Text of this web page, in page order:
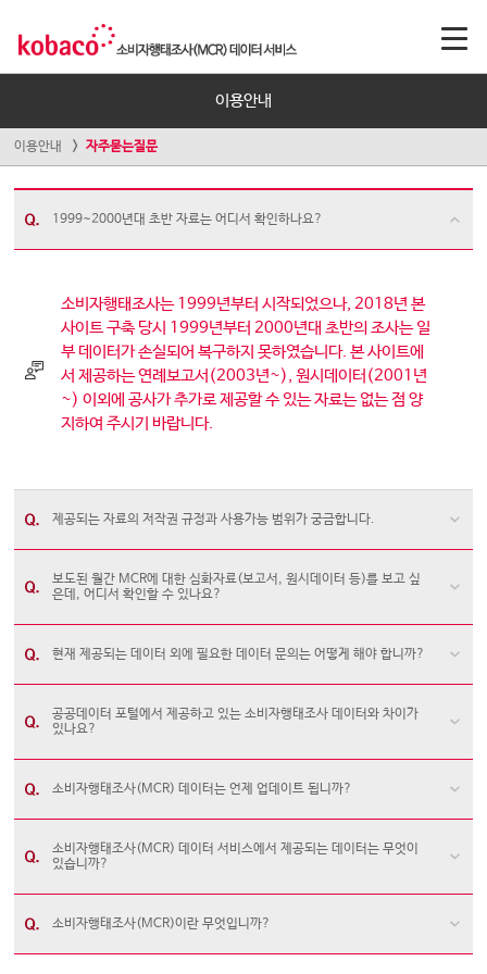
이용안내
이용안내 자주묻는질문
1999~2000년대 초반 자료는 어디서 확인하나요?
소비자행태조사는 1999년부터 시작되었으나, 2018년 본
사이트 구축 당시 1999년부터 2000년대 초반의 조사는 일
부 데이터가 손실되어 복구하지 못하였습니다. 본 사이트에
서 제공하는 연례보고서(2003년~), 원시데이터(2001년
~) 이외에 공사가 추가로 제공할 수 있는 자료는 없는 점 양
지하여 주시기 바랍니다.
제공되는 자료의 저작권 규정과 사용가능 범위가 궁금합니다.
보도된 월간 MCR에 대한 심화자료(보고서, 원시데이터 등)를 보고 싶
은데, 어디서 확인할 수 있나요?
현재 제공되는 데이터 외에 필요한 데이터 문의는 어떻게 해야 합니까?
공공데이터 포털에서 제공하고 있는 소비자행태조사 데이터와 차이가
있나요?
소비자행태조사(MCR) 데이터는 언제 업데이트 됩니까?
소비자행태조사(MCR) 데이터 서비스에서 제공되는 데이터는 무엇이
있습니까?
소비자행태조사(MCR)이란 무엇입니까?